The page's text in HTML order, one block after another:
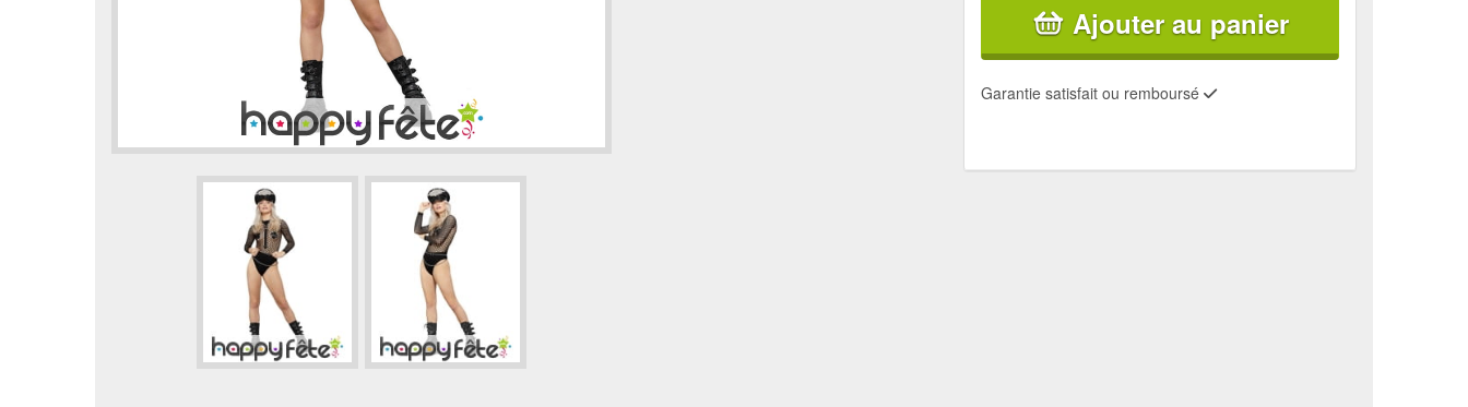
Ajouter au panier
Garantie satisfait ou remboursé